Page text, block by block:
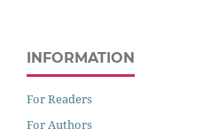
INFORMATION
For Readers
For Authors